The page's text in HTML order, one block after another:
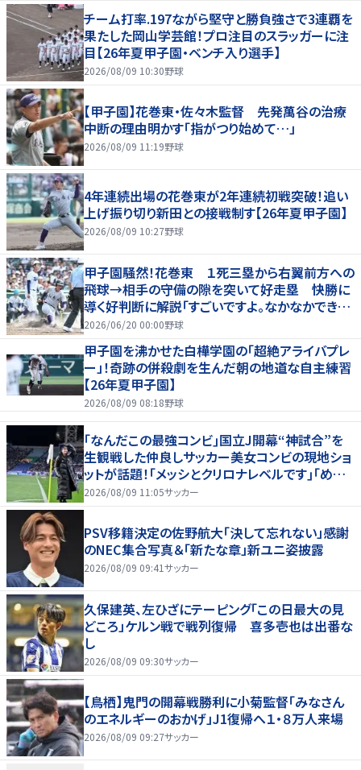
チーム打率.197ながら堅守と勝負強さで3連覇を
果たした岡山学芸館！プロ注目のスラッガーに注
目【26年夏甲子園・ベンチ入り選手】
2026/08/09 10:30野球
【甲子園】花巻東・佐々木監督 先発萬谷の治療
中断の理由明かす「指がつり始めて…」
2026/08/09 11:19野球
4年連続出場の花巻東が2年連続初戦突破！追い
上げ振り切り新田との接戦制す【26年夏甲子園】
2026/08/09 10:27野球
甲子園騒然！花巻東 １死三塁から右翼前方への
飛球→相手の守備の隙を突いて好走塁 快勝に
導く好判断に解説「すごいですよ。なかなかできな
いプレー」
2026/06/20 00:00野球
甲子園を沸かせた白樺学園の「超絶アライバプレ
ー」！奇跡の併殺劇を生んだ朝の地道な自主練習
【26年夏甲子園】
2026/08/09 08:18野球
｢なんだこの最強コンビ｣国立J開幕“神試合”を
生観戦した仲良しサッカー美女コンビの現地ショ
ットが話題！｢メッシとクリロナレベルです｣｢めちゃ
くちゃ可愛い｣
2026/08/09 11:05サッカー
PSV移籍決定の佐野航大「決して忘れない」感謝
のNEC集合写真＆「新たな章」新ユニ姿披露
2026/08/09 09:41サッカー
久保建英、左ひざにテーピング「この日最大の見
どころ」ケルン戦で戦列復帰 喜多壱也は出番な
し
2026/08/09 09:30サッカー
【鳥栖】鬼門の開幕戦勝利に小菊監督「みなさん
のエネルギーのおかげ」J1復帰へ１・８万人来場
2026/08/09 09:27サッカー